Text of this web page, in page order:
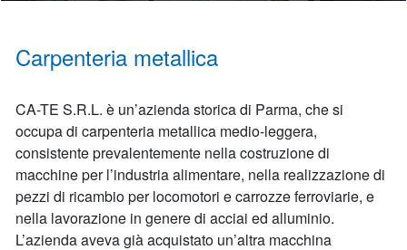
Carpenteria metallica
CA-TE S.R.L. è un’azienda storica di Parma, che si
occupa di carpenteria metallica medio-leggera,
consistente prevalentemente nella costruzione di
macchine per l’industria alimentare, nella realizzazione di
pezzi di ricambio per locomotori e carrozze ferroviarie, e
nella lavorazione in genere di acciai ed alluminio.
L’azienda aveva già acquistato un’altra macchina